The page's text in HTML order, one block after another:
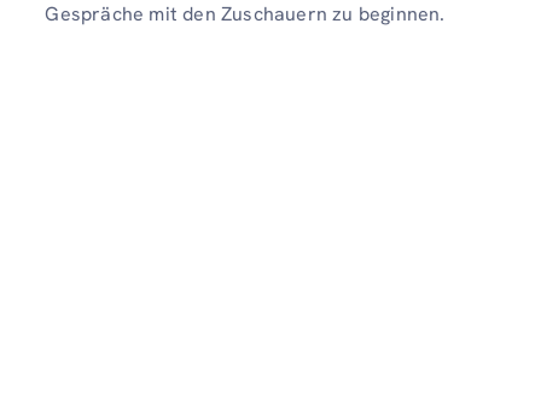
Gespräche mit den Zuschauern zu beginnen.